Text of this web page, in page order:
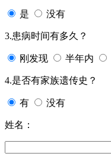
是 没有
3.患病时间有多久？
刚发现 半年内
4.是否有家族遗传史？
有 没有
姓名：